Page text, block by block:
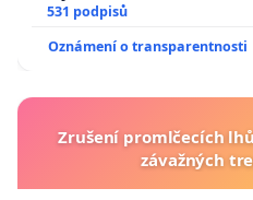
531 podpisů
Oznámení o transparentnosti
Zrušení promlčecích
závažných